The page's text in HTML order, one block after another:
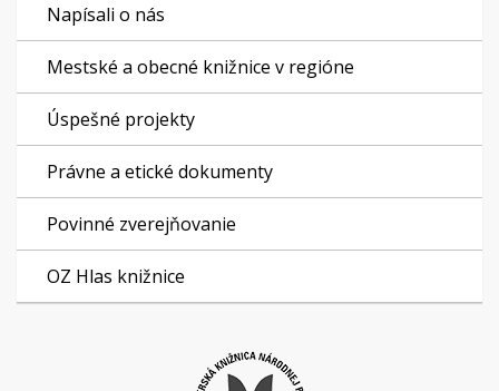
Napísali o nás
Mestské a obecné knižnice v regióne
Úspešné projekty
Právne a etické dokumenty
Povinné zverejňovanie
OZ Hlas knižnice